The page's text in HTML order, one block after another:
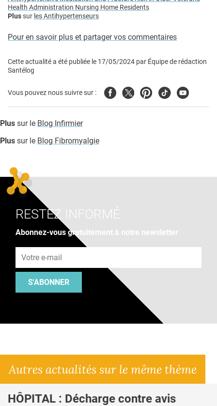
Health Administration Nursing Home Residents
Plussur les Antihypertenseurs
Pour en savoir plus et partager vos commentaires
Cette actualité a été publiée le 17/05/2024 par Équipe de rédaction
Santélog
Vous pouvez nous suivre sur : FacebookTwitterPinterest
TiktokYoutube
Plus sur le Blog Infirmier
Plus sur le Blog Fibromyalgie
RESTEZ INFORMÉ
Abonnez-vous gratuitement à notre newsletter
S'ABONNER
Autres actualités sur le même thème
HÔPITAL : Décharge contre avis